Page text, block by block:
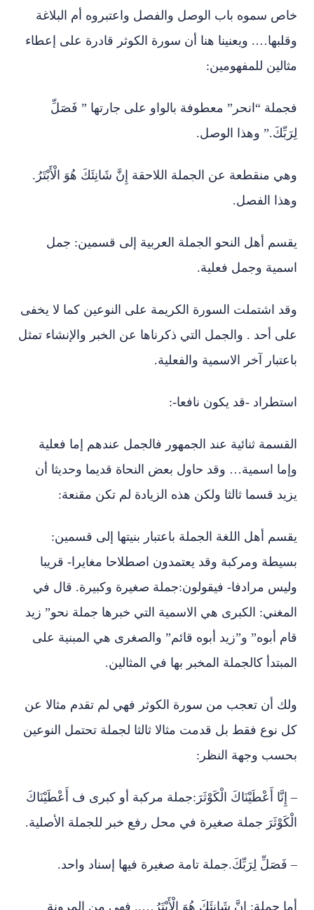
خاص سموه باب الوصل والفصل واعتبروه أم البلاغة
وقلبها…. ويعنينا هنا أن سورة الكوثر قادرة على إعطاء
مثالين للمفهومين:
فجملة “انحر” معطوفة بالواو على جارتها ” فَصَلِّ
لِرَبِّكَ.” وهذا الوصل.
وهي منقطعة عن الجملة اللاحقة إِنَّ شَانِئَكَ هُوَ الْأَبْتَرُ.
وهذا الفصل.
يقسم أهل النحو الجملة العربية إلى قسمين: جمل
اسمية وجمل فعلية.
وقد اشتملت السورة الكريمة على النوعين كما لا يخفى
على أحد . والجمل التي ذكرناها عن الخبر والإنشاء تمثل
باعتبار آخر الاسمية والفعلية.
استطراد -قد يكون نافعا-:
القسمة ثنائية عند الجمهور فالجمل عندهم إما فعلية
وإما اسمية… وقد حاول بعض النحاة قديما وحديثا أن
يزيد قسما ثالثا ولكن هذه الزيادة لم تكن مقنعة:
يقسم أهل اللغة الجملة باعتبار بنيتها إلى قسمين:
بسيطة ومركبة وقد يعتمدون اصطلاحا مغايرا- قريبا
وليس مرادفا- فيقولون:جملة صغيرة وكبيرة. قال في
المغني: الكبرى هي الاسمية التي خبرها جملة نحو” زيد
قام أبوه” و”زيد أبوه قائم” والصغرى هي المبنية على
المبتدأ كالجملة المخبر بها في المثالين.
ولك أن تعجب من سورة الكوثر فهي لم تقدم مثالا عن
كل نوع فقط بل قدمت مثالا ثالثا لجملة تحتمل النوعين
بحسب وجهة النظر:
– إِنَّا أَعْطَيْنَاكَ الْكَوْثَرَ:جملة مركبة أو كبرى ف أَعْطَيْنَاكَ
الْكَوْثَرَ جملة صغيرة في محل رفع خبر للجملة الأصلية.
– فَصَلِّ لِرَبِّكَ.جملة تامة صغيرة فيها إسناد واحد.
أما جملة: إِنَّ شَانِئَكَ هُوَ الْأَبْتَرُ….. فهي من المرونة